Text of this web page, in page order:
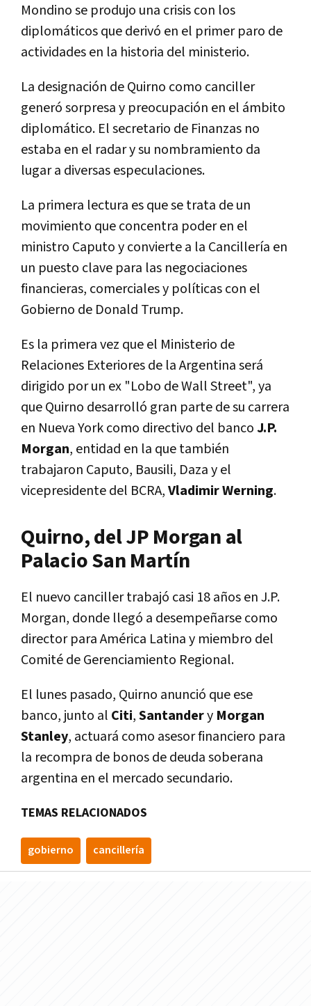
Mondino se produjo una crisis con los
diplomáticos que derivó en el primer paro de
actividades en la historia del ministerio.
La designación de Quirno como canciller
generó sorpresa y preocupación en el ámbito
diplomático. El secretario de Finanzas no
estaba en el radar y su nombramiento da
lugar a diversas especulaciones.
La primera lectura es que se trata de un
movimiento que concentra poder en el
ministro Caputo y convierte a la Cancillería en
un puesto clave para las negociaciones
financieras, comerciales y políticas con el
Gobierno de Donald Trump.
Es la primera vez que el Ministerio de
Relaciones Exteriores de la Argentina será
dirigido por un ex "Lobo de Wall Street", ya
que Quirno desarrolló gran parte de su carrera
en Nueva York como directivo del bancoJ.P.
Morgan, entidad en la que también
trabajaron Caputo, Bausili, Daza y el
vicepresidente del BCRA,Vladimir Werning.
Quirno, del JP Morgan al
Palacio San Martín
El nuevo canciller trabajó casi 18 años en J.P.
Morgan, donde llegó a desempeñarse como
director para América Latina y miembro del
Comité de Gerenciamiento Regional.
El lunes pasado, Quirno anunció que ese
banco, junto al Citi,Santandery Morgan
Stanley, actuará como asesor financiero para
la recompra de bonos de deuda soberana
argentina en el mercado secundario.
TEMAS RELACIONADOS
gobierno cancillería